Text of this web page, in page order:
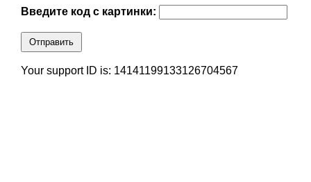
Введите код с картинки:
Отправить
Your support ID is: 14141199133126704567